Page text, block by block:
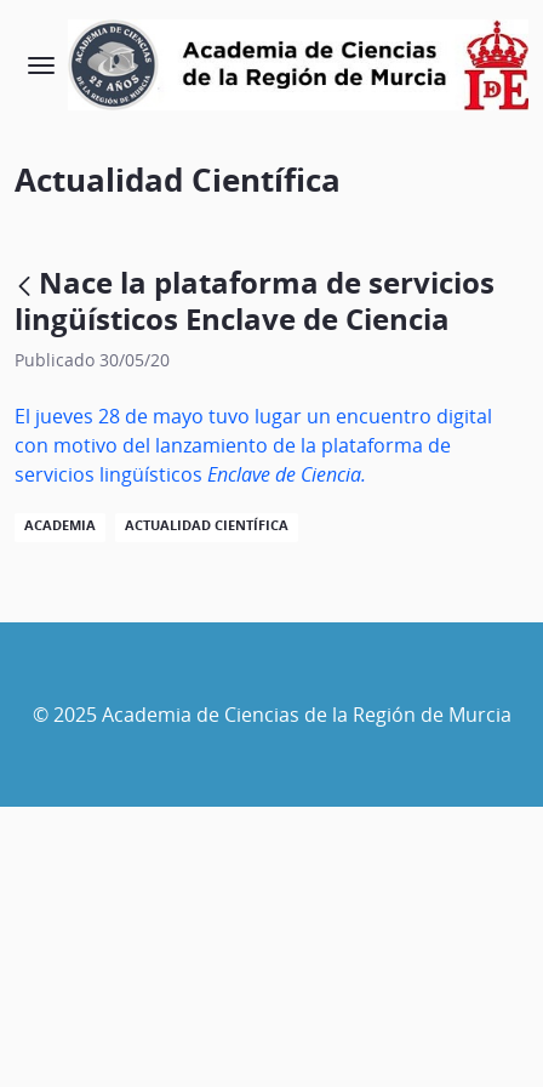
Actualidad Científica
Nace la plataforma de servicios
lingüísticos Enclave de Ciencia
Publicado 30/05/20
El jueves 28 de mayo tuvo lugar un encuentro digital
con motivo del lanzamiento de la plataforma de
servicios lingüísticos Enclave de Ciencia.
ACADEMIA ACTUALIDAD CIENTÍFICA
© 2025 Academia de Ciencias de la Región de Murcia